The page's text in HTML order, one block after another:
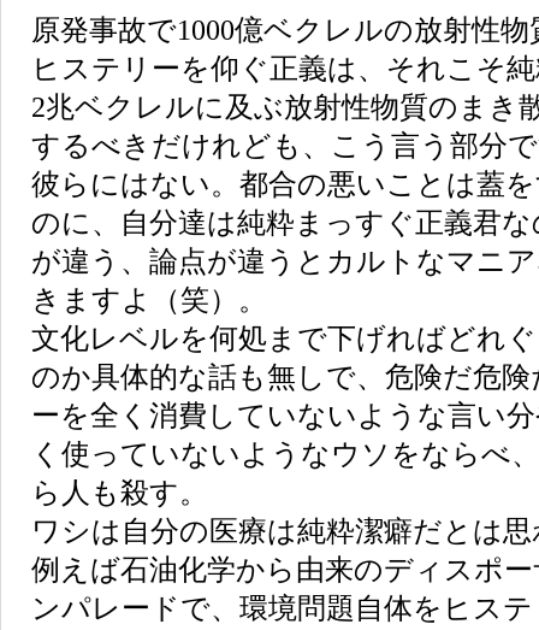
原発事故で1000億ベクレルの放射性
ヒステリーを仰ぐ正義は、それこそ
2兆ベクレルに及ぶ放射性物質のまき
するべきだけれども、こう言う部分
彼らにはない。都合の悪いことは蓋
のに、自分達は純粋まっすぐ正義君
が違う、論点が違うとカルトなマニ
きますよ（笑）。
文化レベルを何処まで下げればどれ
のか具体的な話も無しで、危険だ危
ーを全く消費していないような言い
く使っていないようなウソをならべ
ら人も殺す。
ワシは自分の医療は純粋潔癖だとは
例えば石油化学から由来のディスポ
ンパレードで、環境問題自体をヒス